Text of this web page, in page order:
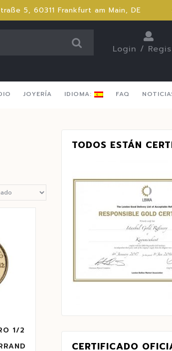
5, 60311 Frankfurt am Main, DE
Login /
JOYERÍA IDIOMA: FAQ
1/2
TODOS ESTÁN
CERTIFICADO